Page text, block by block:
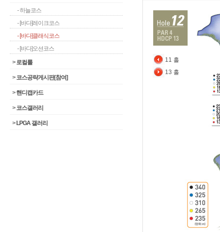
- 하늘코스
- [바다]레이크코스
- [바다]클래식코스
- [바다]오션코스
>로컬룰
>코스공략게시판[참여]
>핸디캡카드
>코스갤러리
> LPGA 갤러리
11 홀
13 홀